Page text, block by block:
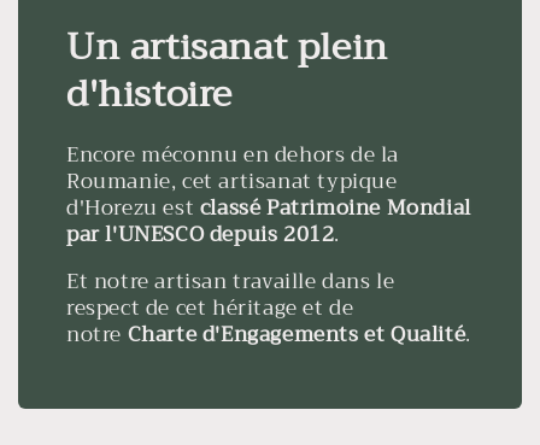
Un artisanat plein
d'histoire
Encore méconnu en dehors de la
Roumanie, cet artisanat typique
d'Horezu est classé Patrimoine Mondial
par l'UNESCO depuis 2012.
Et notre artisan travaille dans le
respect de cet héritage et de
notre Charte d'Engagements et Qualité.